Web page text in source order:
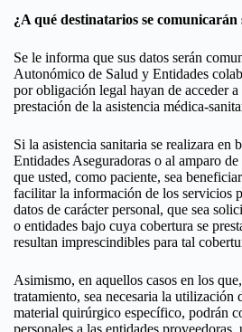
¿A qué destinatarios se comunicarán
Se le informa que sus datos serán
Autonómico de Salud y Entidades
por obligación legal hayan de acceder a
prestación de la asistencia médica-
Si la asistencia sanitaria se realizara en
Entidades Aseguradoras o al amparo
que usted, como paciente, sea
facilitar la información de los servicios
datos de carácter personal, que sea
o entidades bajo cuya cobertura se
resultan imprescindibles para tal
Asimismo, en aquellos casos en los
tratamiento, sea necesaria la utilización
material quirúrgico específico, podrán
personales a las entidades